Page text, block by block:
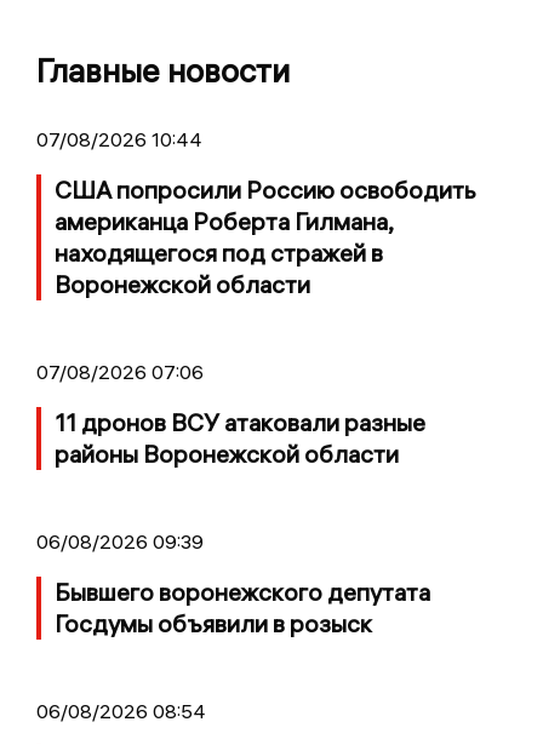
Главные новости
07/08/2026 10:44
США попросили Россию освободить
американца Роберта Гилмана,
находящегося под стражей в
Воронежской области
07/08/2026 07:06
11 дронов ВСУ атаковали разные
районы Воронежской области
06/08/2026 09:39
Бывшего воронежского депутата
Госдумы объявили в розыск
06/08/2026 08:54